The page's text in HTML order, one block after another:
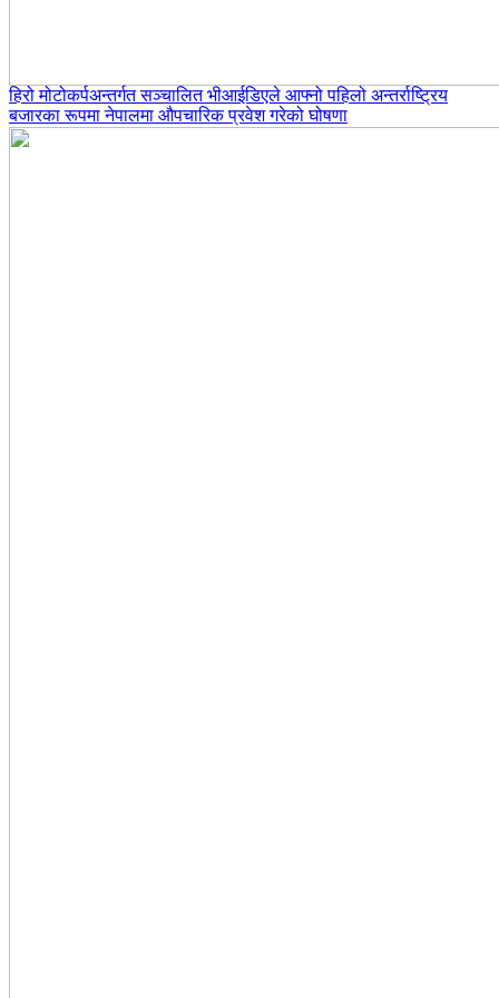
हिरो मोटोकर्पअन्तर्गत सञ्चालित भीआईडिएले आफ्नो पहिलो अन्तर्राष्ट्रिय
बजारका रूपमा नेपालमा औपचारिक प्रवेश गरेको घोषणा